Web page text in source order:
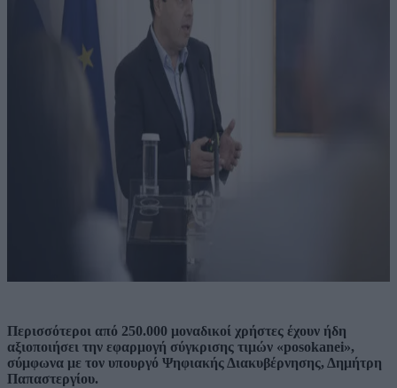
Περισσότεροι από 250.000 μοναδικοί χρήστες έχουν ήδη
αξιοποιήσει την εφαρμογή σύγκρισης τιμών «posokanei»,
σύμφωνα με τον υπουργό Ψηφιακής Διακυβέρνησης, Δημήτρη
Παπαστεργίου.